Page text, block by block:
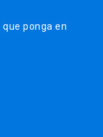
ponga en